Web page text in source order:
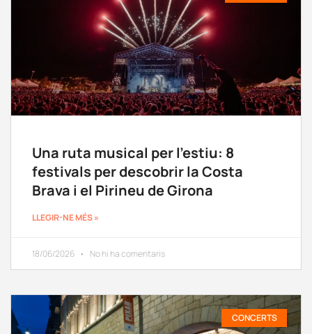
Una ruta musical per l’estiu: 8
festivals per descobrir la Costa
Brava i el Pirineu de Girona
LLEGIR-NE MÉS »
18/06/2026 No hi ha comentaris
CONCERTS